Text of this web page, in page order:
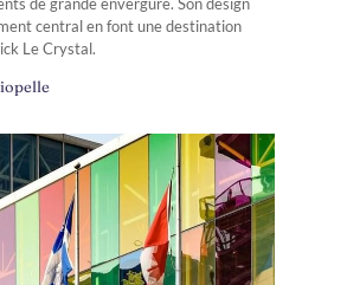
central en font une destination
Le Crystal.